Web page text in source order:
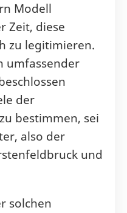
Modell
Zeit, diese
zu legitimieren.
umfassender
der
bestimmen, sei
also der
und
solchen